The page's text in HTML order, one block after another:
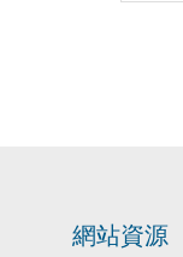
網站資源